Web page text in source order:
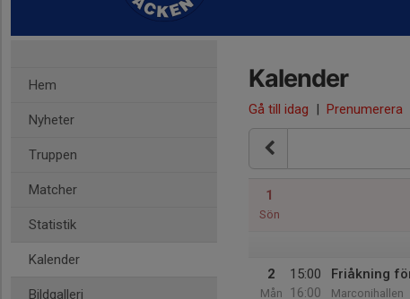
Hem
Nyheter
Truppen
Matcher
Statistik
Kalender
Bildgalleri
Kalender
Gå till idag | Prenumerera
1
Sön
2
Mån
15:00
16:00
Friåkning
Marconihallen